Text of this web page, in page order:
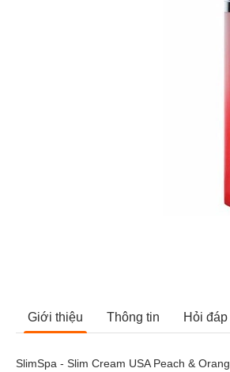
Giới thiệu Thông tin Hỏi đáp
SlimSpa - Slim Cream USA Peach &